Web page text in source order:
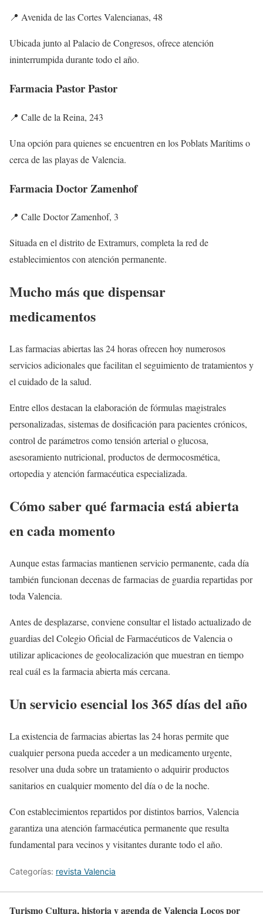
📍 Avenida de las Cortes Valencianas, 48
Ubicada junto al Palacio de Congresos, ofrece atención
ininterrumpida durante todo el año.
Farmacia Pastor Pastor
📍 Calle de la Reina, 243
Una opción para quienes se encuentren en los Poblats Marítims o
cerca de las playas de Valencia.
Farmacia Doctor Zamenhof
📍 Calle Doctor Zamenhof, 3
Situada en el distrito de Extramurs, completa la red de
establecimientos con atención permanente.
Mucho más que dispensar
medicamentos
Las farmacias abiertas las 24 horas ofrecen hoy numerosos
servicios adicionales que facilitan el seguimiento de tratamientos y
el cuidado de la salud.
Entre ellos destacan la elaboración de fórmulas magistrales
personalizadas, sistemas de dosificación para pacientes crónicos,
control de parámetros como tensión arterial o glucosa,
asesoramiento nutricional, productos de dermocosmética,
ortopedia y atención farmacéutica especializada.
Cómo saber qué farmacia está abierta
en cada momento
Aunque estas farmacias mantienen servicio permanente, cada día
también funcionan decenas de farmacias de guardia repartidas por
toda Valencia.
Antes de desplazarse, conviene consultar el listado actualizado de
guardias del Colegio Oficial de Farmacéuticos de Valencia o
utilizar aplicaciones de geolocalización que muestran en tiempo
real cuál es la farmacia abierta más cercana.
Un servicio esencial los 365 días del año
La existencia de farmacias abiertas las 24 horas permite que
cualquier persona pueda acceder a un medicamento urgente,
resolver una duda sobre un tratamiento o adquirir productos
sanitarios en cualquier momento del día o de la noche.
Con establecimientos repartidos por distintos barrios, Valencia
garantiza una atención farmacéutica permanente que resulta
fundamental para vecinos y visitantes durante todo el año.
Categorías: revista Valencia
Turismo Cultura, historia y agenda de Valencia Locos por